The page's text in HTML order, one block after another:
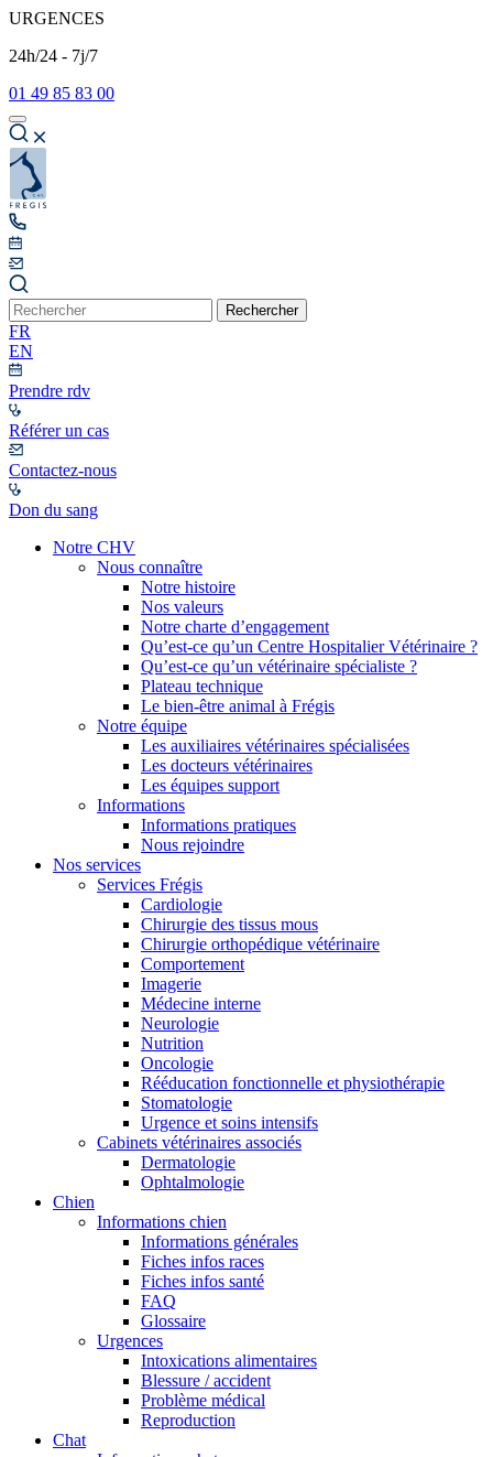
URGENCES
24h/24 - 7j/7
01 49 85 83 00
Rechercher
FR
EN
Prendre rdv
Référer un cas
Contactez-nous
Don du sang
Notre CHV
Nous connaître
Notre histoire
Nos valeurs
Notre charte d’engagement
Qu’est-ce qu’un Centre Hospitalier Vétérinaire ?
Qu’est-ce qu’un vétérinaire spécialiste ?
Plateau technique
Le bien-être animal à Frégis
Notre équipe
Les auxiliaires vétérinaires spécialisées
Les docteurs vétérinaires
Les équipes support
Informations
Informations pratiques
Nous rejoindre
Nos services
Services Frégis
Cardiologie
Chirurgie des tissus mous
Chirurgie orthopédique vétérinaire
Comportement
Imagerie
Médecine interne
Neurologie
Nutrition
Oncologie
Rééducation fonctionnelle et physiothérapie
Stomatologie
Urgence et soins intensifs
Cabinets vétérinaires associés
Dermatologie
Ophtalmologie
Chien
Informations chien
Informations générales
Fiches infos races
Fiches infos santé
FAQ
Glossaire
Urgences
Intoxications alimentaires
Blessure / accident
Problème médical
Reproduction
Chat